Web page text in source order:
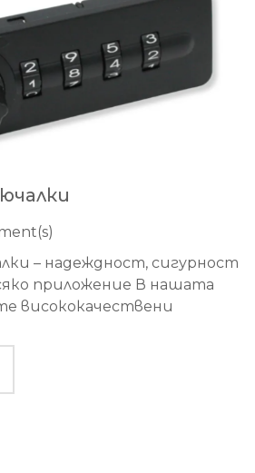
– надеждност, сигурност
приложение В нашата
висококачествени